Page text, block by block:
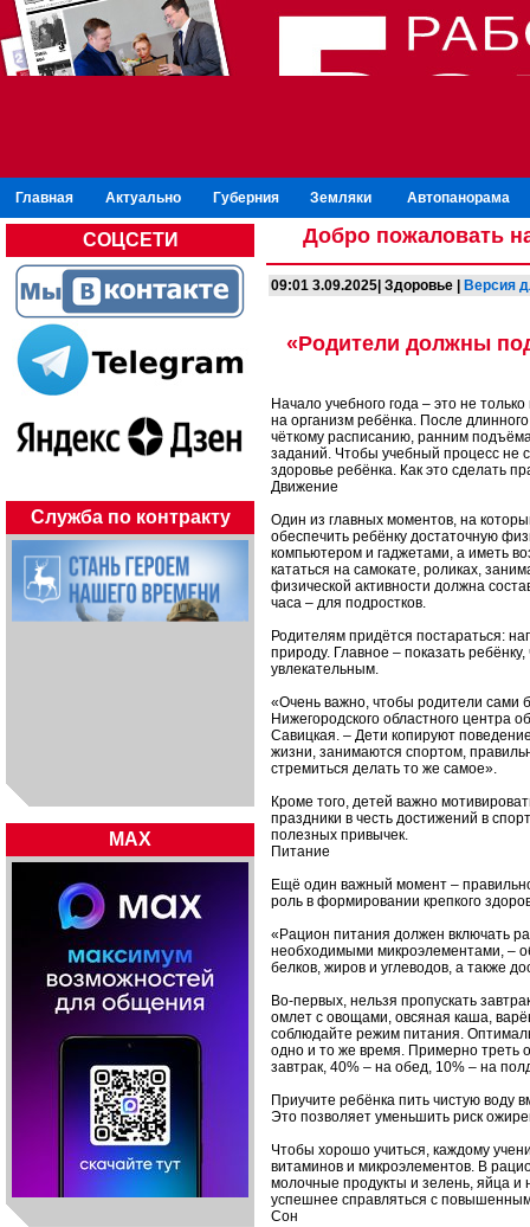
Главная Актуально Губерния Земляки Автопанорама
СОЦСЕТИ
Служба по контракту
MAX
Добро пожаловать
09:01 3.09.2025| Здоровье | Версия
«Родители должны
Начало учебного года – это не
на организм ребёнка. После
чёткому расписанию, ранним
заданий. Чтобы учебный процесс не
здоровье ребёнка. Как это сделать
Движение
Один из главных моментов, на
обеспечить ребёнку достаточную
компьютером и гаджетами, а иметь
кататься на самокате, роликах,
физической активности должна
часа – для подростков.
Родителям придётся постараться:
природу. Главное – показать
увлекательным.
«Очень важно, чтобы родители сами
Нижегородского областного центра
Савицкая. – Дети копируют
жизни, занимаются спортом,
стремиться делать то же самое».
Кроме того, детей важно
праздники в честь достижений в
полезных привычек.
Питание
Ещё один важный момент –
роль в формировании крепкого
«Рацион питания должен включать
необходимыми микроэлементами, –
белков, жиров и углеводов, а также
Во-первых, нельзя пропускать
омлет с овощами, овсяная каша,
соблюдайте режим питания.
одно и то же время. Примерно треть
завтрак, 40% – на обед, 10% – на
Приучите ребёнка пить чистую воду
Это позволяет уменьшить риск
Чтобы хорошо учиться, каждому
витаминов и микроэлементов. В
молочные продукты и зелень, яйца
успешнее справляться с
Сон